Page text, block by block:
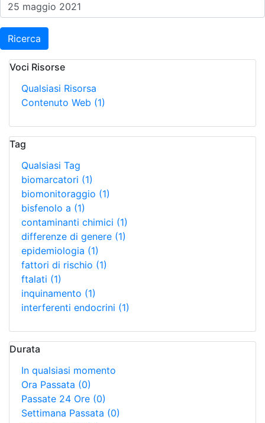
Ricerca
Voci Risorse
Qualsiasi Risorsa
Contenuto Web (1)
Tag
Qualsiasi Tag
biomarcatori (1)
biomonitoraggio (1)
bisfenolo a (1)
contaminanti chimici (1)
differenze di genere (1)
epidemiologia (1)
fattori di rischio (1)
ftalati (1)
inquinamento (1)
interferenti endocrini (1)
Durata
In qualsiasi momento
Ora Passata (0)
Passate 24 Ore (0)
Settimana Passata (0)